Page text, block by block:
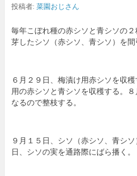
投稿者: 菜園おじさん
毎年こぼれ種の赤シソと青シソの
芽したシソ（赤シソ、青シソ）を間
６月２９日、梅漬け用赤シソを収
用の赤シソと青シソを収穫する。
なるので整枝する。
９月１５日、シソ（赤シソ、青シ
日、シソの実を通路際にばら播く。